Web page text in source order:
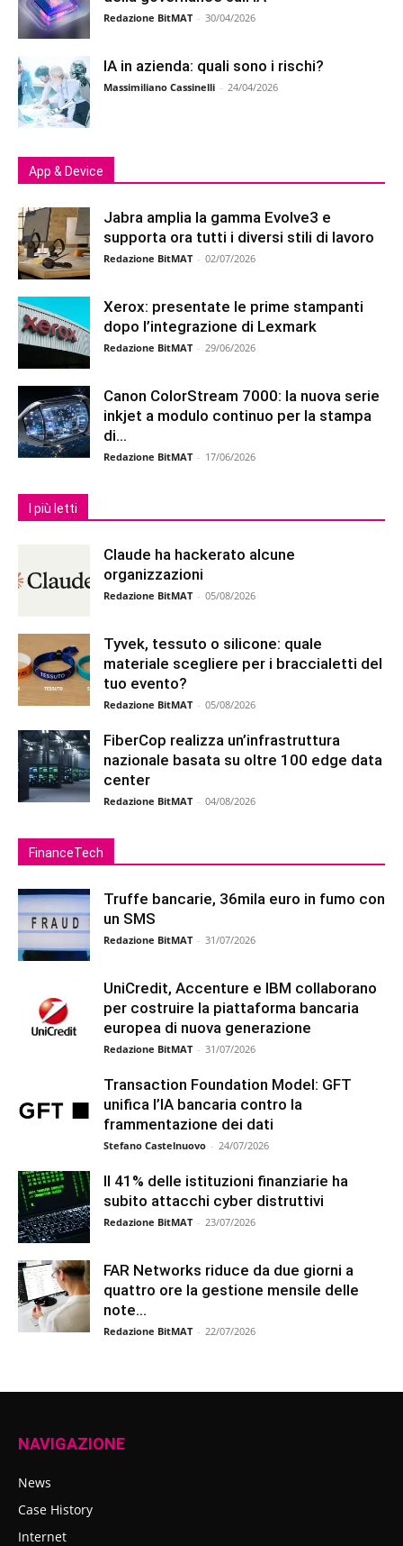
Redazione BitMAT - 30/04/2026
IA in azienda: quali sono i rischi?
Massimiliano Cassinelli - 24/04/2026
App & Device
Jabra amplia la gamma Evolve3 e
supporta ora tutti i diversi stili di lavoro
Redazione BitMAT - 02/07/2026
Xerox: presentate le prime stampanti
dopo l’integrazione di Lexmark
Redazione BitMAT - 29/06/2026
Canon ColorStream 7000: la nuova serie
inkjet a modulo continuo per la stampa
di...
Redazione BitMAT - 17/06/2026
I più letti
Claude ha hackerato alcune
organizzazioni
Redazione BitMAT - 05/08/2026
Tyvek, tessuto o silicone: quale
materiale scegliere per i braccialetti del
tuo evento?
Redazione BitMAT - 05/08/2026
FiberCop realizza un’infrastruttura
nazionale basata su oltre 100 edge data
center
Redazione BitMAT - 04/08/2026
FinanceTech
Truffe bancarie, 36mila euro in fumo con
un SMS
Redazione BitMAT - 31/07/2026
UniCredit, Accenture e IBM collaborano
per costruire la piattaforma bancaria
europea di nuova generazione
Redazione BitMAT - 31/07/2026
Transaction Foundation Model: GFT
unifica l’IA bancaria contro la
frammentazione dei dati
Stefano Castelnuovo - 24/07/2026
Il 41% delle istituzioni finanziarie ha
subito attacchi cyber distruttivi
Redazione BitMAT - 23/07/2026
FAR Networks riduce da due giorni a
quattro ore la gestione mensile delle
note...
Redazione BitMAT - 22/07/2026
NAVIGAZIONE
News
Case History
Internet